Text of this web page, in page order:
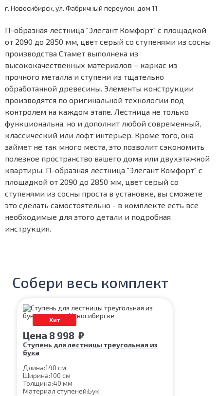
г. Новосибирск, ул. Фабричный переулок, дом 11
П-образная лестница "Элегант Комфорт" с площадкой
от 2090 до 2850 мм, цвет серый со ступенями из сосны
производства Стамет выполнена из
высококачественных материалов – каркас из
прочного металла и ступени из тщательно
обработанной древесины. Элементы конструкции
производятся по оригинальной технологии под
контролем на каждом этапе. Лестница не только
функциональна, но и дополнит любой современный,
классический или лофт интерьер. Кроме того, она
займет не так много места, это позволит сэкономить
полезное пространство вашего дома или двухэтажной
квартиры. П-образная лестница "Элегант Комфорт" с
площадкой от 2090 до 2850 мм, цвет серый со
ступенями из сосны проста в установке, вы сможете
это сделать самостоятельно - в комплекте есть все
необходимые для этого детали и подробная
инструкция.
Собери весь комплект
Хит
Цена 8 998 ₽
Ступень для лестницы треугольная из
бука
Длина:140 см
Ширина:100 см
Толщина:40 мм
Материал ступеней:Бук